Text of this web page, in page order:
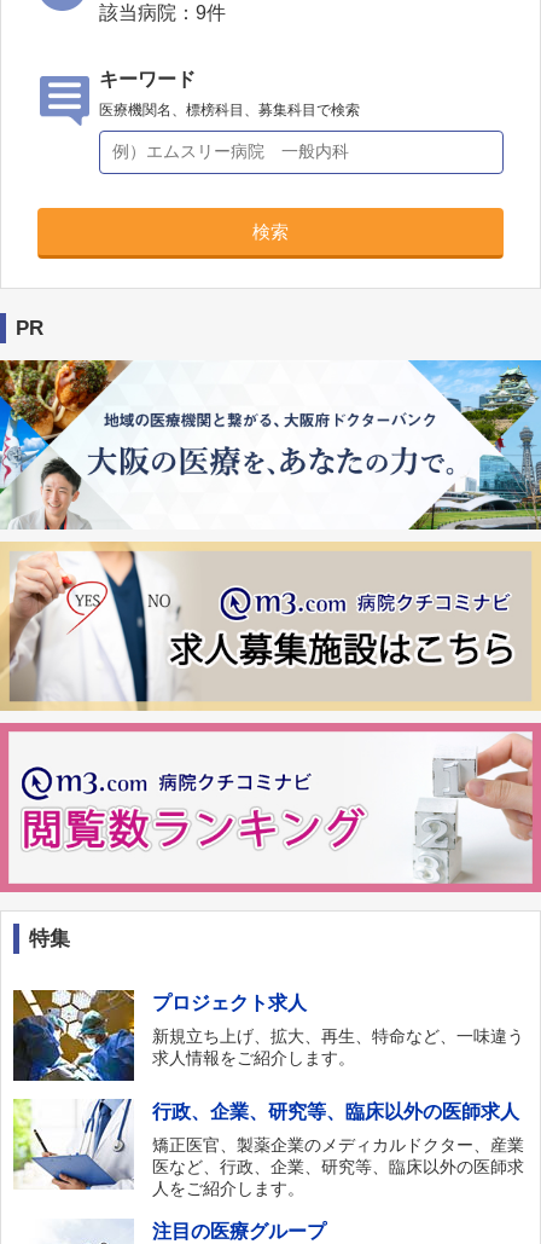
該当病院： 9件
キーワード
医療機関名、標榜科目、募集科目で検索
検索
PR
特集
プロジェクト求人
新規立ち上げ、拡大、再生、特命など、一味違う
求人情報をご紹介します。
行政、企業、研究等、臨床以外の医師求人
矯正医官、製薬企業のメディカルドクター、産業
医など、行政、企業、研究等、臨床以外の医師求
人をご紹介します。
注目の医療グループ